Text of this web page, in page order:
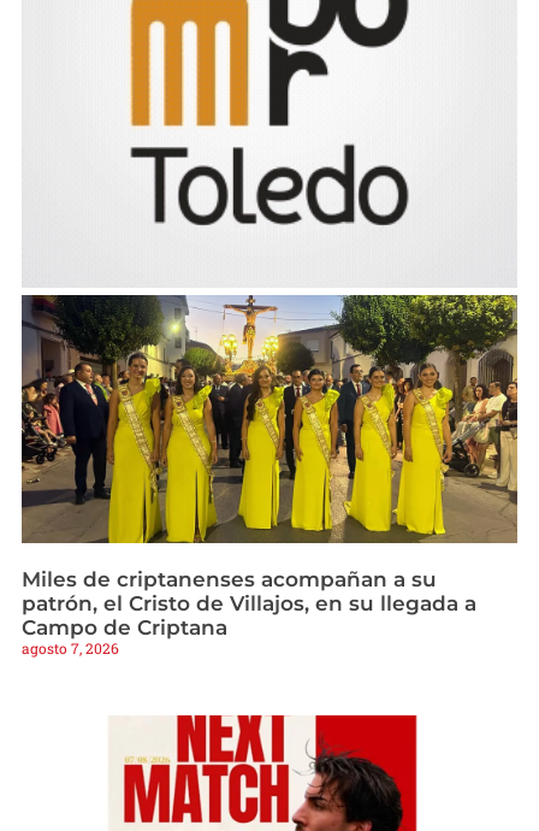
Miles de criptanenses acompañan a su
patrón, el Cristo de Villajos, en su llegada a
Campo de Criptana
agosto 7, 2026